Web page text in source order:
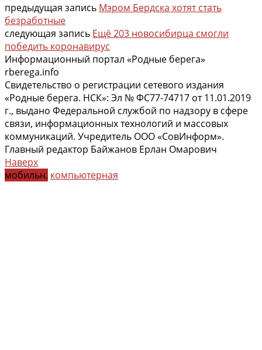
предыдущая запись Мэром Бердска хотят стать
безработные
следующая запись Ещё 203 новосибирца смогли
победить коронавирус
Информационный портал «Родные берега»
rberega.info
Свидетельство о регистрации сетевого издания
«Родные берега. НСК»: Эл № ФС77-74717 от 11.01.2019
г., выдано Федеральной службой по надзору в сфере
связи, информационных технологий и массовых
коммуникаций. Учредитель ООО «СовИнформ».
Главный редактор Байжанов Ерлан Омарович
Наверх
мобильн. компьютерная